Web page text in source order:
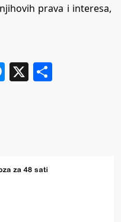
prava i interesa,
Messenger
X